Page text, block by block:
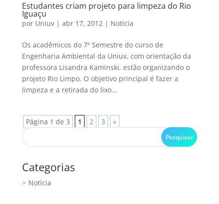
Estudantes criam projeto para limpeza do Rio
Iguaçu
por Uniuv| abr 17, 2012| Notícia
Os acadêmicos do 7º Semestre do curso de
Engenharia Ambiental da Uniuv, com orientação da
professora Lisandra Kaminski, estão organizando o
projeto Rio Limpo. O objetivo principal é fazer a
limpeza e a retirada do lixo...
Página 1 de 3 1 2 3 »
Categorias
Notícia